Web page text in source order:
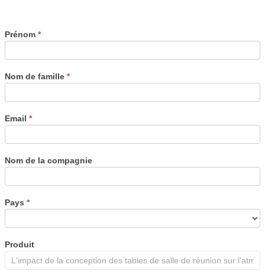
Prénom *
Nom de famille *
Email *
Nom de la compagnie
Pays *
Produit